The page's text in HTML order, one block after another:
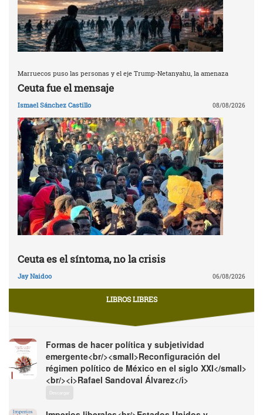
Marruecos puso las personas y el eje Trump-Netanyahu, la amenaza
Ceuta fue el mensaje
Ismael Sánchez Castillo 08/08/2026
Ceuta es el síntoma, no la crisis
Jay Naidoo 06/08/2026
LIBROS LIBRES
Formas de hacer política y subjetividad
emergente<br/><small>Reconfiguración del
régimen político de México en el siglo XXI</small>
<br/><i>Rafael Sandoval Álvarez</i>
Descargar